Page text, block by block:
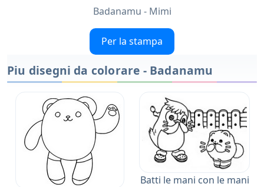
Badanamu - Mimi
Per la stampa
Piu disegni da colorare - Badanamu
Batti le mani con le mani